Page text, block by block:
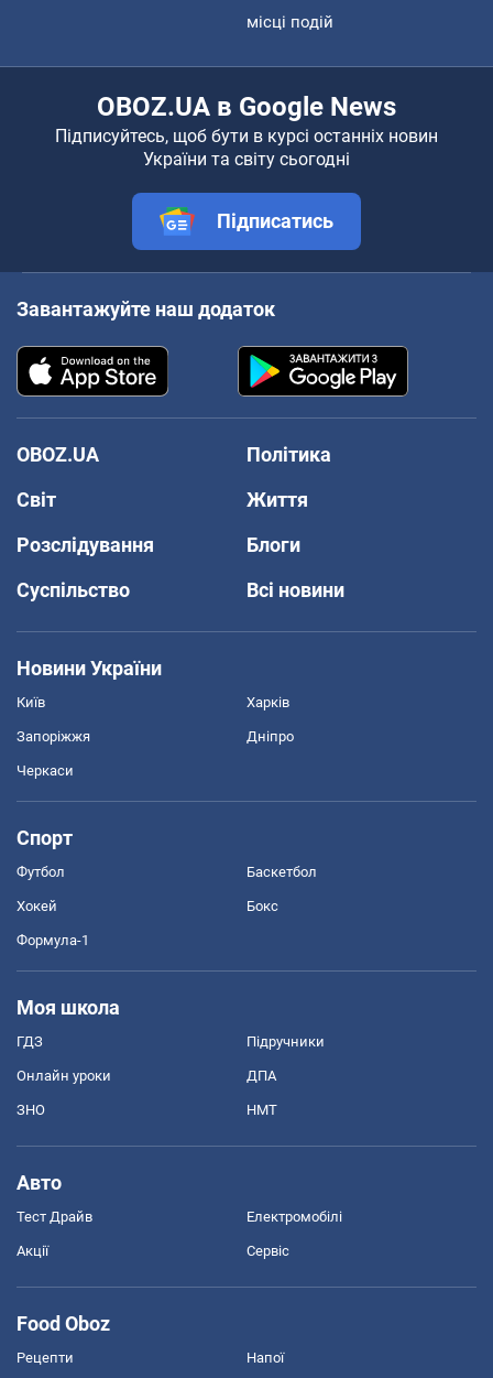
місці подій
OBOZ.UA в Google News
Підписуйтесь, щоб бути в курсі останніх новин
України та світу сьогодні
Підписатись
Завантажуйте наш додаток
OBOZ.UA
Політика
Світ
Життя
Розслідування
Блоги
Суспільство
Всі новини
Новини України
Київ Харків
Запоріжжя Дніпро
Черкаси
Спорт
Футбол Баскетбол
Хокей Бокс
Формула-1
Моя школа
ГДЗ Підручники
Онлайн уроки ДПА
ЗНО НМТ
Авто
Тест Драйв Електромобілі
Акції Сервіс
Food Oboz
Рецепти Напої